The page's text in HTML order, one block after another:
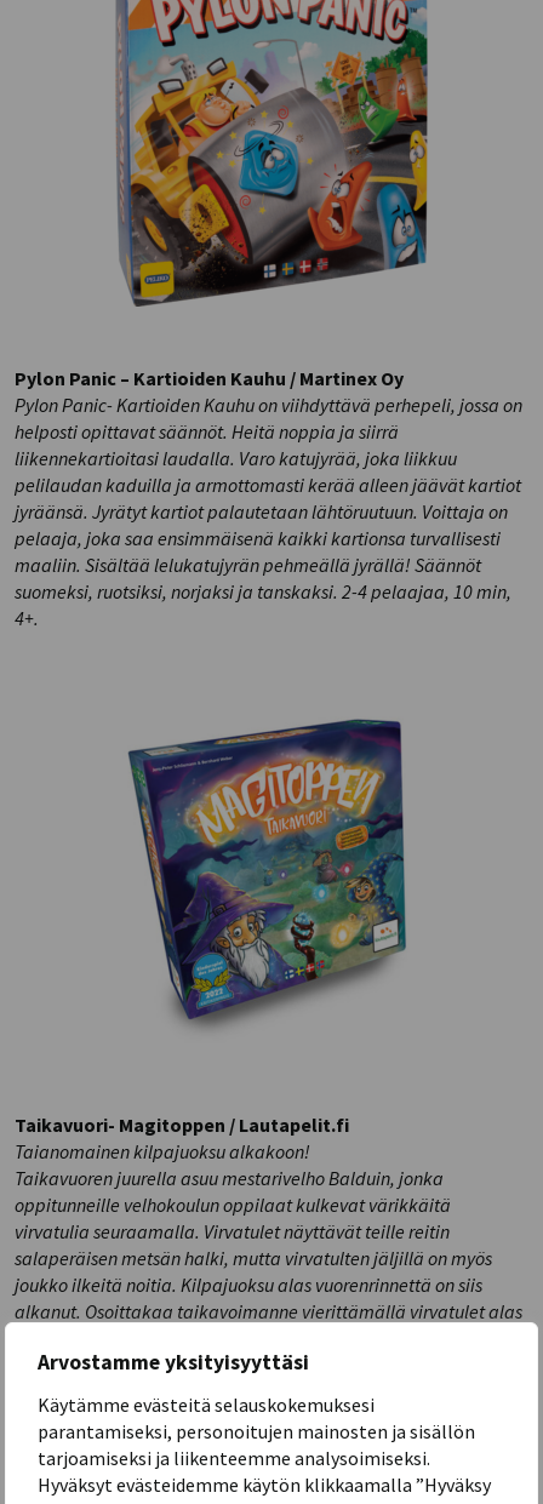
Arvostamme yksityisyyttäsi
Käytämme evästeitä selauskokemuksesi
parantamiseksi, personoitujen mainosten ja sisällön
tarjoamiseksi ja liikenteemme analysoimiseksi.
Hyväksyt evästeidemme käytön klikkaamalla ”Hyväksy
Pylon Panic – Kartioiden Kauhu / Martinex Oy
Pylon Panic- Kartioiden Kauhu on viihdyttävä perhepeli, jossa on
helposti opittavat säännöt. Heitä noppia ja siirrä
liikennekartioitasi laudalla. Varo katujyrää, joka liikkuu
pelilaudan kaduilla ja armottomasti kerää alleen jäävät kartiot
jyräänsä. Jyrätyt kartiot palautetaan lähtöruutuun. Voittaja on
pelaaja, joka saa ensimmäisenä kaikki kartionsa turvallisesti
maaliin. Sisältää lelukatujyrän pehmeällä jyrällä! Säännöt
suomeksi, ruotsiksi, norjaksi ja tanskaksi. 2-4 pelaajaa, 10 min,
4+.
Taikavuori- Magitoppen / Lautapelit.fi
Taianomainen kilpajuoksu alkakoon!
Taikavuoren juurella asuu mestarivelho Balduin, jonka
oppitunneille velhokoulun oppilaat kulkevat värikkäitä
virvatulia seuraamalla. Virvatulet näyttävät teille reitin
salaperäisen metsän halki, mutta virvatulten jäljillä on myös
joukko ilkeitä noitia. Kilpajuoksu alas vuorenrinnettä on siis
alkanut. Osoittakaa taikavoimanne vierittämällä virvatulet alas
vain teille ja johtavat noidat harhaan.